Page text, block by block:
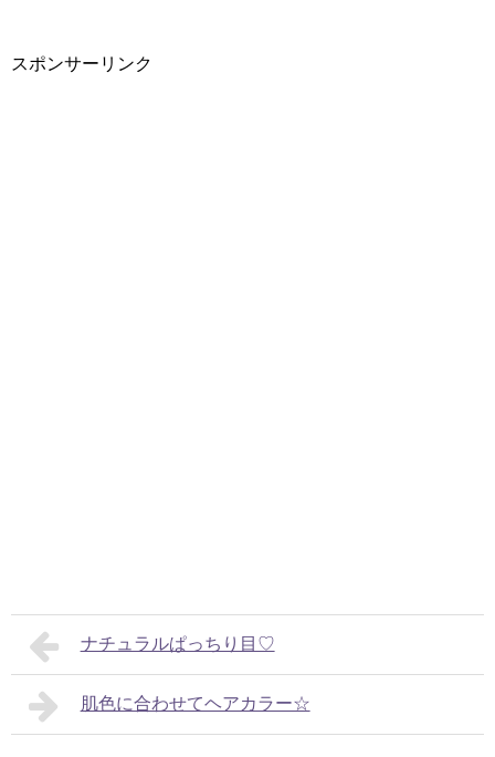
スポンサーリンク
ナチュラルぱっちり目♡
肌色に合わせてヘアカラー☆